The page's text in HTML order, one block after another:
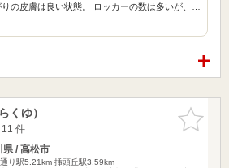
の皮膚は良い状態。 ロッカーの数は多いが、…
お気に入
りに追加
くゆ）
件
県 / 高松市
り駅5.21km 挿頭丘駅3.59km